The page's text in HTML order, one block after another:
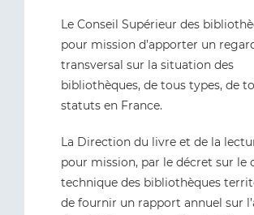
Le Conseil Supérieur des
pour mission d’apporter un
transversal sur la situation des
bibliothèques, de tous types, de
statuts en France.
La Direction du livre et de la
pour mission, par le décret sur le
technique des bibliothèques
de fournir un rapport annuel sur